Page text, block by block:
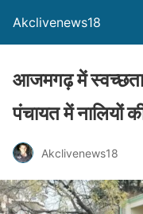
Akclivenews18
आजमगढ़ में
पंचायत में नालियों
Akclivenews18